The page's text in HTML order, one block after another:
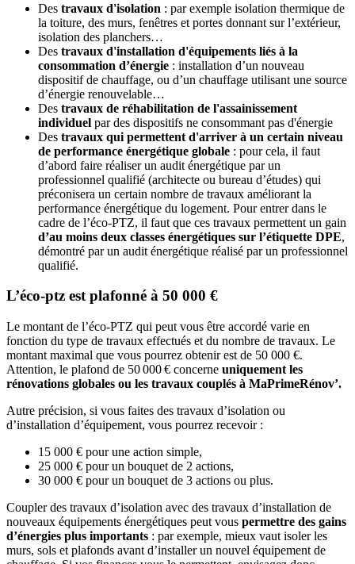
Des travaux d'isolation : par exemple isolation thermique de
la toiture, des murs, fenêtres et portes donnant sur l’extérieur,
isolation des planchers…
Des travaux d'installation d'équipements liés à la
consommation d’énergie : installation d’un nouveau
dispositif de chauffage, ou d’un chauffage utilisant une source
d’énergie renouvelable…
Des travaux de réhabilitation de l'assainissement
individuel par des dispositifs ne consommant pas d'énergie
Des travaux qui permettent d'arriver à un certain niveau
de performance énergétique globale : pour cela, il faut
d’abord faire réaliser un audit énergétique par un
professionnel qualifié (architecte ou bureau d’études) qui
préconisera un certain nombre de travaux améliorant la
performance énergétique du logement. Pour entrer dans le
cadre de l’éco-PTZ, il faut que ces travaux permettent un gain
d’au moins deux classes énergétiques sur l’étiquette DPE,
démontré par un audit énergétique réalisé par un professionnel
qualifié.
L’éco-ptz est plafonné à 50 000 €
Le montant de l’éco-PTZ qui peut vous être accordé varie en
fonction du type de travaux effectués et du nombre de travaux. Le
montant maximal que vous pourrez obtenir est de 50 000 €.
Attention, le plafond de 50 000 € concerne uniquement les
rénovations globales ou les travaux couplés à MaPrimeRénov’.
Autre précision, si vous faites des travaux d’isolation ou
d’installation d’équipement, vous pourrez recevoir :
15 000 € pour une action simple,
25 000 € pour un bouquet de 2 actions,
30 000 € pour un bouquet de 3 actions ou plus.
Coupler des travaux d’isolation avec des travaux d’installation de
nouveaux équipements énergétiques peut vous permettre des gains
d’énergies plus importants : par exemple, mieux vaut isoler les
murs, sols et plafonds avant d’installer un nouvel équipement de